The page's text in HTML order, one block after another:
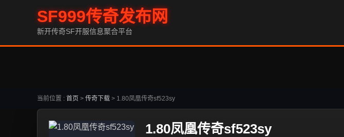
SF999传奇发布网
新开传奇SF开服信息聚合平台
当前位置 : 首页 > 传奇下载 > 1.80凤凰传奇sf523sy
1.80凤凰传奇sf523sy